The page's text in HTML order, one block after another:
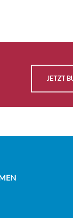
Auf
Anfrage
JETZT